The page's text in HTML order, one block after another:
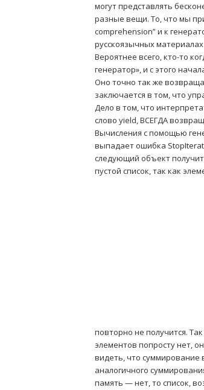
могут представлять
разные вещи. То, что мы
comprehension” и к
русскоязычных
Вероятнее всего, кто-то
генератор», и с этого
Оно точно так же
заключается в том, что
Дело в том, что
слово yield, ВСЕГДА
Вычисления с помощью
выпадает ошибка
следующий объект
пустой список, так как
повторно не получится.
элементов попросту нет,
видеть, что суммирование
аналогичного
память — нет, то список,